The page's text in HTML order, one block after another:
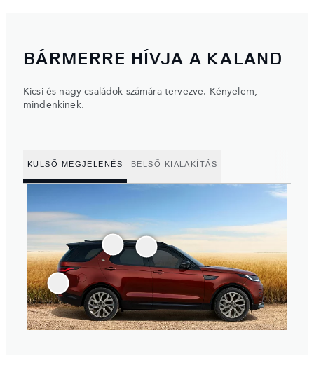
BÁRMERRE HÍVJA A KALAND
Kicsi és nagy családok számára tervezve. Kényelem,
mindenkinek.
KÜLSŐ MEGJELENÉS BELSŐ KIALAKÍTÁS